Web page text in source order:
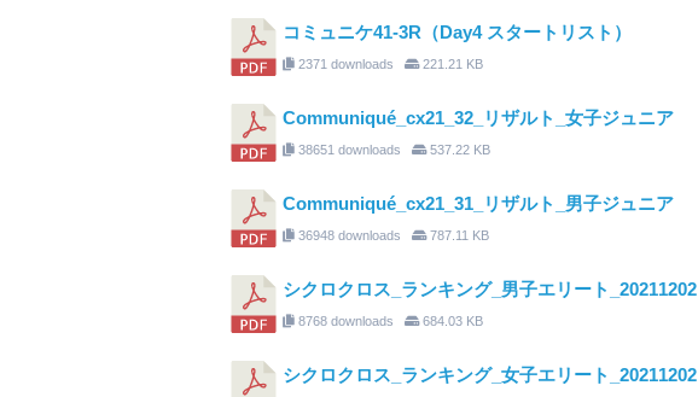
コミュニケ41-3R（Day4 スタートリスト）
2371 downloads 221.21 KB
Communiqué_cx21_32_リザルト_女子ジュニア
38651 downloads 537.22 KB
Communiqué_cx21_31_リザルト_男子ジュニア
36948 downloads 787.11 KB
シクロクロス_ランキング_男子エリート_20211202
8768 downloads 684.03 KB
シクロクロス_ランキング_女子エリート_20211202